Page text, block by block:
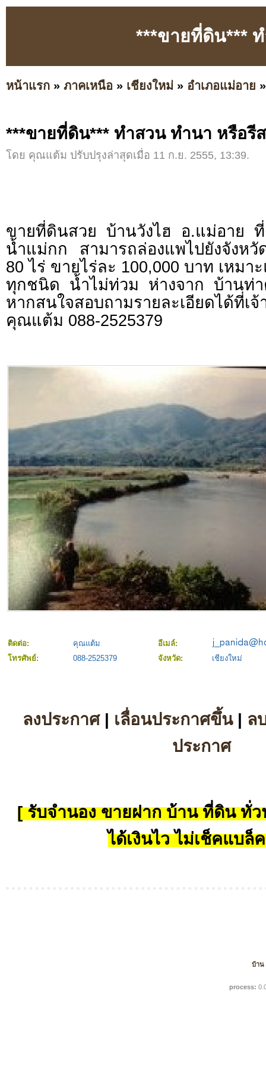
***ขายที่ดิน***
หน้าแรก » ภาคเหนือ » เชียงใหม่ » อำเภอแม่อาย
***ขายที่ดิน*** ทำสวน ทำนา หรือรี
โดย คุณแต้ม ปรับปรุงล่าสุดเมื่อ 11 ก.ย. 2555, 13:39.
ขายที่ดินสวย บ้านวังไฮ อ.แม่อาย
น้ำแม่กก สามารถล่องแพไปยังจังหวั
80 ไร่ ขายไร่ละ 100,000 บาท เหมา
ทุกชนิด น้ำไม่ท่วม ห่างจาก บ้านท่
หากสนใจสอบถามรายละเอียดได้ที่เจ้
คุณแต้ม 088-2525379
ติดต่อ: คุณแต้ม
อีเมล์:
โทรศัพย์:
088-2525379 จังหวัด: เชียงใหม่
ลงประกาศ| เลื่อนประกาศขึ้น| ล
ประกาศ
[ รับจำนอง ขายฝาก บ้าน ที่ดิน ทั่ว
ได้เงินไว ไม่เช็คแบล็
บ้าน
process: